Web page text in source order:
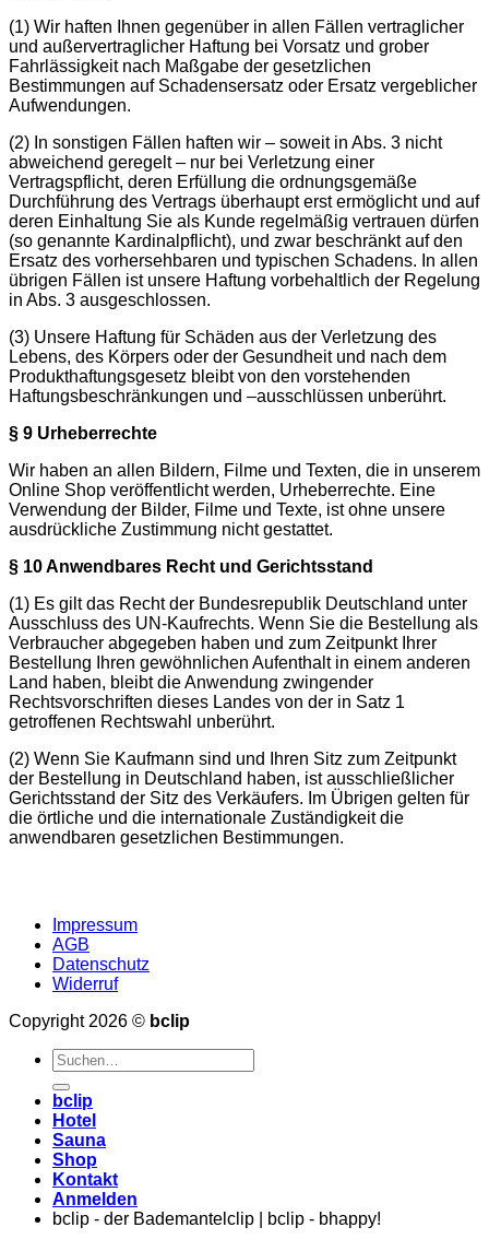
(1) Wir haften Ihnen gegenüber in allen Fällen vertraglicher
und außervertraglicher Haftung bei Vorsatz und grober
Fahrlässigkeit nach Maßgabe der gesetzlichen
Bestimmungen auf Schadensersatz oder Ersatz vergeblicher
Aufwendungen.
(2) In sonstigen Fällen haften wir – soweit in Abs. 3 nicht
abweichend geregelt – nur bei Verletzung einer
Vertragspflicht, deren Erfüllung die ordnungsgemäße
Durchführung des Vertrags überhaupt erst ermöglicht und auf
deren Einhaltung Sie als Kunde regelmäßig vertrauen dürfen
(so genannte Kardinalpflicht), und zwar beschränkt auf den
Ersatz des vorhersehbaren und typischen Schadens. In allen
übrigen Fällen ist unsere Haftung vorbehaltlich der Regelung
in Abs. 3 ausgeschlossen.
(3) Unsere Haftung für Schäden aus der Verletzung des
Lebens, des Körpers oder der Gesundheit und nach dem
Produkthaftungsgesetz bleibt von den vorstehenden
Haftungsbeschränkungen und –ausschlüssen unberührt.
§ 9 Urheberrechte
Wir haben an allen Bildern, Filme und Texten, die in unserem
Online Shop veröffentlicht werden, Urheberrechte. Eine
Verwendung der Bilder, Filme und Texte, ist ohne unsere
ausdrückliche Zustimmung nicht gestattet.
§ 10 Anwendbares Recht und Gerichtsstand
(1) Es gilt das Recht der Bundesrepublik Deutschland unter
Ausschluss des UN-Kaufrechts. Wenn Sie die Bestellung als
Verbraucher abgegeben haben und zum Zeitpunkt Ihrer
Bestellung Ihren gewöhnlichen Aufenthalt in einem anderen
Land haben, bleibt die Anwendung zwingender
Rechtsvorschriften dieses Landes von der in Satz 1
getroffenen Rechtswahl unberührt.
(2) Wenn Sie Kaufmann sind und Ihren Sitz zum Zeitpunkt
der Bestellung in Deutschland haben, ist ausschließlicher
Gerichtsstand der Sitz des Verkäufers. Im Übrigen gelten für
die örtliche und die internationale Zuständigkeit die
anwendbaren gesetzlichen Bestimmungen.
Impressum
AGB
Datenschutz
Widerruf
Copyright 2026 © bclip
Suchen
nach:
bclip
Hotel
Sauna
Shop
Kontakt
Anmelden
bclip - der Bademantelclip | bclip - bhappy!